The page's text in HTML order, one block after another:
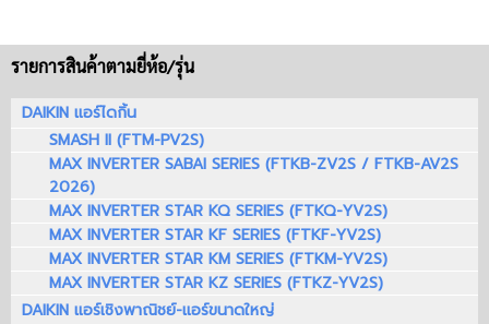
รายการสินค้าตามยี่ห้อ/รุ่น
DAIKIN แอร์ไดกิ้น
SMASH II (FTM-PV2S)
MAX INVERTER SABAI SERIES (FTKB-ZV2S / FTKB-AV2S
2026)
MAX INVERTER STAR KQ SERIES (FTKQ-YV2S)
MAX INVERTER STAR KF SERIES (FTKF-YV2S)
MAX INVERTER STAR KM SERIES (FTKM-YV2S)
MAX INVERTER STAR KZ SERIES (FTKZ-YV2S)
DAIKIN แอร์เชิงพาณิชย์-แอร์ขนาดใหญ่